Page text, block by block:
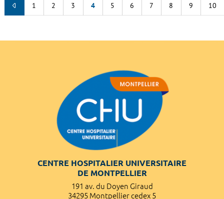
1 2 3 4 5 6 7 8 9 10
CENTRE HOSPITALIER UNIVERSITAIRE
DE MONTPELLIER
191 av. du Doyen Giraud
34295 Montpellier cedex 5